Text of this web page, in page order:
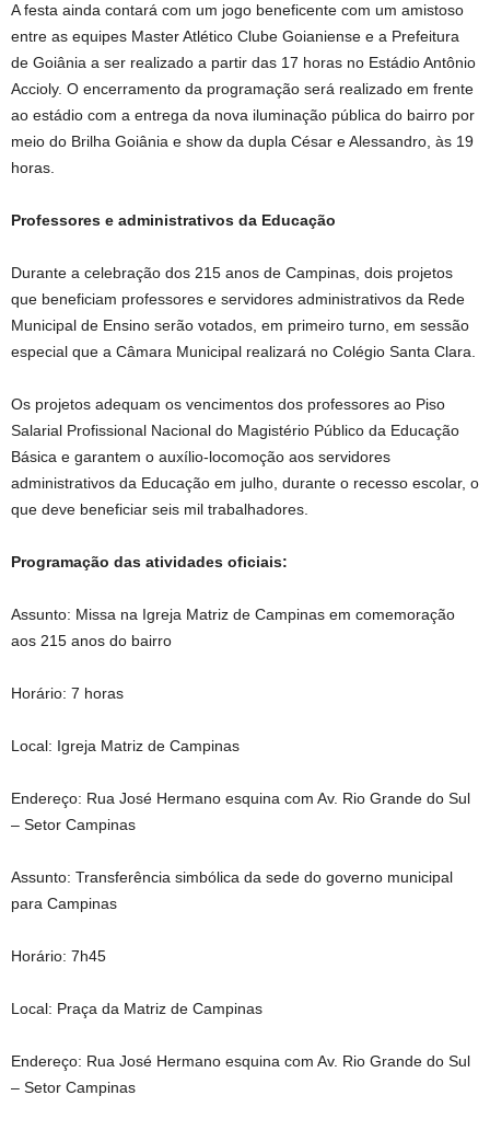
A festa ainda contará com um jogo beneficente com um amistoso
entre as equipes Master Atlético Clube Goianiense e a Prefeitura
de Goiânia a ser realizado a partir das 17 horas no Estádio Antônio
Accioly. O encerramento da programação será realizado em frente
ao estádio com a entrega da nova iluminação pública do bairro por
meio do Brilha Goiânia e show da dupla César e Alessandro, às 19
horas.
Professores e administrativos da Educação
Durante a celebração dos 215 anos de Campinas, dois projetos
que beneficiam professores e servidores administrativos da Rede
Municipal de Ensino serão votados, em primeiro turno, em sessão
especial que a Câmara Municipal realizará no Colégio Santa Clara.
Os projetos adequam os vencimentos dos professores ao Piso
Salarial Profissional Nacional do Magistério Público da Educação
Básica e garantem o auxílio-locomoção aos servidores
administrativos da Educação em julho, durante o recesso escolar, o
que deve beneficiar seis mil trabalhadores.
Programação das atividades oficiais:
Assunto: Missa na Igreja Matriz de Campinas em comemoração
aos 215 anos do bairro
Horário: 7 horas
Local: Igreja Matriz de Campinas
Endereço: Rua José Hermano esquina com Av. Rio Grande do Sul
– Setor Campinas
Assunto: Transferência simbólica da sede do governo municipal
para Campinas
Horário: 7h45
Local: Praça da Matriz de Campinas
Endereço: Rua José Hermano esquina com Av. Rio Grande do Sul
– Setor Campinas